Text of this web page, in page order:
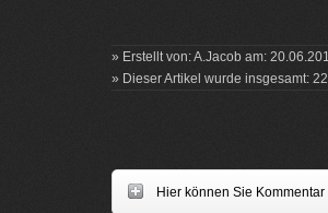
» Erstellt von: A.Jacob am:
» Dieser Artikel wurde insgesamt:
Hier können Sie